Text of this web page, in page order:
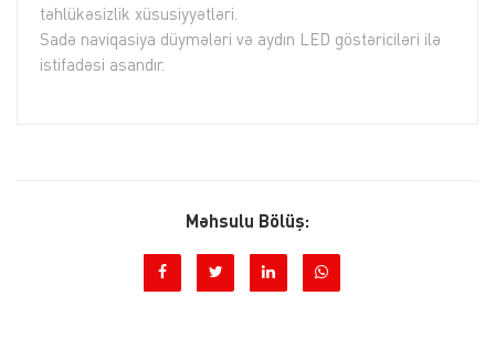
təhlükəsizlik xüsusiyyətləri.
Sadə naviqasiya düymələri və aydın LED göstəriciləri ilə
istifadəsi asandır.
Məhsulu Bölüş: